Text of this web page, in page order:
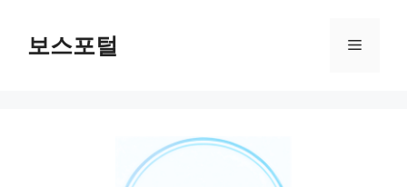
보스포털 메